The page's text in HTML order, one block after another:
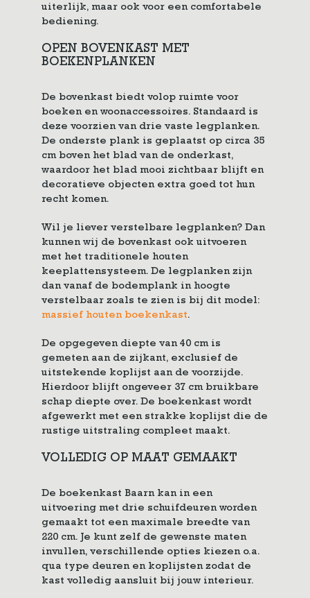
uiterlijk, maar ook voor een comfortabele
bediening.
OPEN BOVENKAST MET
BOEKENPLANKEN
De bovenkast biedt volop ruimte voor
boeken en woonaccessoires. Standaard is
deze voorzien van drie vaste legplanken.
De onderste plank is geplaatst op circa 35
cm boven het blad van de onderkast,
waardoor het blad mooi zichtbaar blijft en
decoratieve objecten extra goed tot hun
recht komen.
Wil je liever verstelbare legplanken? Dan
kunnen wij de bovenkast ook uitvoeren
met het traditionele houten
keeplattensysteem. De legplanken zijn
dan vanaf de bodemplank in hoogte
verstelbaar zoals te zien is bij dit model:
massief houten boekenkast.
De opgegeven diepte van 40 cm is
gemeten aan de zijkant, exclusief de
uitstekende koplijst aan de voorzijde.
Hierdoor blijft ongeveer 37 cm bruikbare
schap diepte over. De boekenkast wordt
afgewerkt met een strakke koplijst die de
rustige uitstraling compleet maakt.
VOLLEDIG OP MAAT GEMAAKT
De boekenkast Baarn kan in een
uitvoering met drie schuifdeuren worden
gemaakt tot een maximale breedte van
220 cm. Je kunt zelf de gewenste maten
invullen, verschillende opties kiezen o.a.
qua type deuren en koplijsten zodat de
kast volledig aansluit bij jouw interieur.